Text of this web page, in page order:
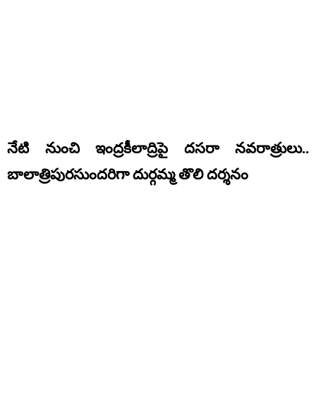
నేటి నుంచి ఇంద్రకీలాద్రిపై దసరా నవరాత్రులు..
బాలాత్రిపురసుందరిగా దుర్గమ్మ తొలి దర్శనం